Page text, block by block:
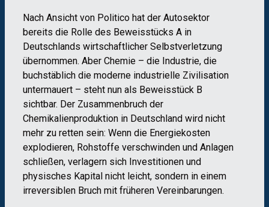
Nach Ansicht von Politico hat der Autosektor
bereits die Rolle des Beweisstücks A in
Deutschlands wirtschaftlicher Selbstverletzung
übernommen. Aber Chemie – die Industrie, die
buchstäblich die moderne industrielle Zivilisation
untermauert – steht nun als Beweisstück B
sichtbar. Der Zusammenbruch der
Chemikalienproduktion in Deutschland wird nicht
mehr zu retten sein: Wenn die Energiekosten
explodieren, Rohstoffe verschwinden und Anlagen
schließen, verlagern sich Investitionen und
physisches Kapital nicht leicht, sondern in einem
irreversiblen Bruch mit früheren Vereinbarungen.